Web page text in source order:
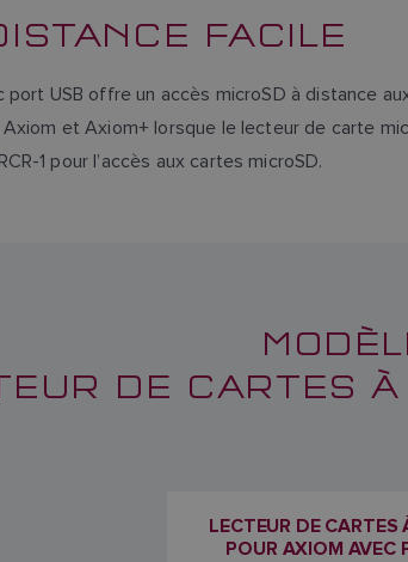
FACILE
port USB offre un accès microSD à distance
et Axiom+ lorsque le lecteur de carte
1 pour l’accès aux cartes microSD.
DE CARTES
LECTEUR DE CARTES
POUR AXIOM AVEC